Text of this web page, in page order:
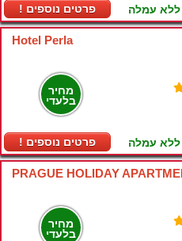
! פרטים נוספים ללא עמלה
Hotel Perla
מחיר
בלעדי
! פרטים נוספים ללא עמלה
PRAGUE HOLIDAY
מחיר
בלעדי